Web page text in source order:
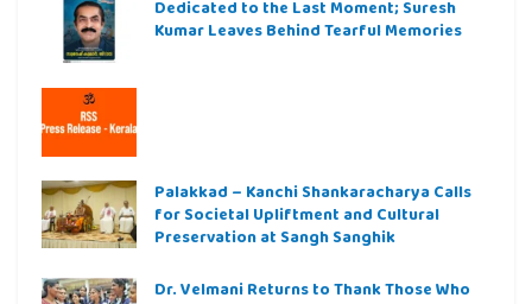
Dedicated to the Last Moment; Suresh
Kumar Leaves Behind Tearful Memories
Palakkad – Kanchi Shankaracharya Calls
for Societal Upliftment and Cultural
Preservation at Sangh Sanghik
Dr. Velmani Returns to Thank Those Who